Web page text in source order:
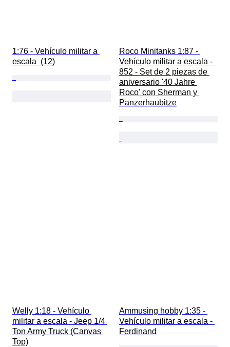
1:76 - Vehículo militar a
escala  (12)
Roco Minitanks 1:87 -
Vehículo militar a escala -
852 - Set de 2 piezas de
aniversario '40 Jahre
Roco' con Sherman y
Panzerhaubitze
Welly 1:18 - Vehículo
militar a escala - Jeep 1/4
Ton Army Truck (Canvas
Top)
Ammusing hobby 1:35 -
Vehículo militar a escala -
Ferdinand